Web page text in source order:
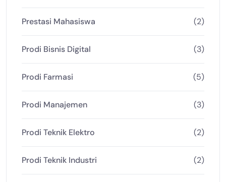
Prestasi Mahasiswa (2)
Prodi Bisnis Digital (3)
Prodi Farmasi (5)
Prodi Manajemen (3)
Prodi Teknik Elektro (2)
Prodi Teknik Industri (2)